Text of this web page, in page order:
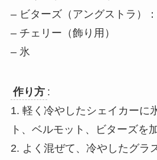
– ビターズ（アングストラ）
– チェリー（飾り用）
– 氷
作り方 :
1. 軽く冷やしたシェイカーに
ト、ベルモット、ビターズを
2. よく混ぜて、冷やしたグラ